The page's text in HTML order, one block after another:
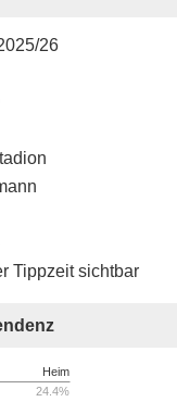
26
Tippzeit sichtbar
Heim
24.4%